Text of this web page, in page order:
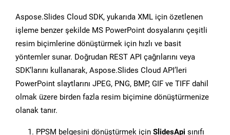
Aspose.Slides Cloud SDK, yukarıda XML için özetlenen
işleme benzer şekilde MS PowerPoint dosyalarını çeşitli
resim biçimlerine dönüştürmek için hızlı ve basit
yöntemler sunar. Doğrudan REST API çağrılarını veya
SDK’larını kullanarak, Aspose.Slides Cloud API’leri
PowerPoint slaytlarını JPEG, PNG, BMP, GIF ve TIFF dahil
olmak üzere birden fazla resim biçimine dönüştürmenize
olanak tanır.
PPSM belgesini dönüştürmek için SlidesApi sınıfı